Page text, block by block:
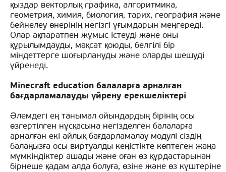
қыздар векторлық графика, алгоритмика,
геометрия, химия, биология, тарих, география және
бейнелеу өнерінің негізгі ұғымдарын меңгереді.
Олар ақпаратпен жұмыс істеуді және оны
құрылымдауды, мақсат қоюды, белгілі бір
міндеттерге шоғырлануды және оларды шешуді
үйренеді.
Minecraft education балаларға арналған
бағдарламалауды үйрену ерекшеліктері
Әлемдегі ең танымал ойындардың бірінің осы
өзгертілген нұсқасына негізделген балаларға
арналған екі айлық бағдарламалау модулі сіздің
балаңызға осы виртуалды кеңістікте көптеген жаңа
мүмкіндіктер ашады және оған өз құрдастарынан
бірнеше қадам алда болуға, өзіне және өз күштеріне